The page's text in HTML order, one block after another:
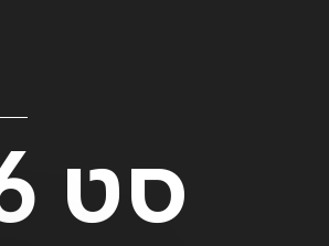
סט 6 חיילי יוגה – למתקדמים